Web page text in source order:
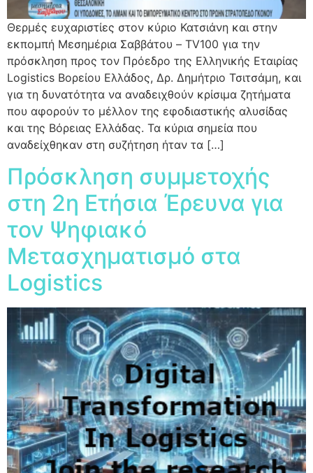
Θερμές ευχαριστίες στον κύριο Κατσιάνη και στην
εκπομπή Μεσημέρια Σαββάτου – TV100 για την
πρόσκληση προς τον Πρόεδρο της Ελληνικής Εταιρίας
Logistics Βορείου Ελλάδος, Δρ. Δημήτριο Τσιτσάμη, και
για τη δυνατότητα να αναδειχθούν κρίσιμα ζητήματα
που αφορούν το μέλλον της εφοδιαστικής αλυσίδας
και της Βόρειας Ελλάδας. Τα κύρια σημεία που
αναδείχθηκαν στη συζήτηση ήταν τα […]
Πρόσκληση συμμετοχής
στη 2η Ετήσια Έρευνα για
τον Ψηφιακό
Μετασχηματισμό στα
Logistics